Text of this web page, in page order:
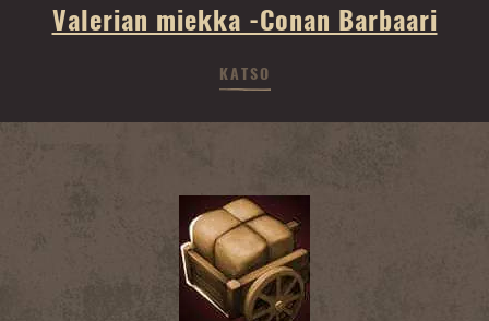
Valerian miekka -Conan Barbaari
KATSO